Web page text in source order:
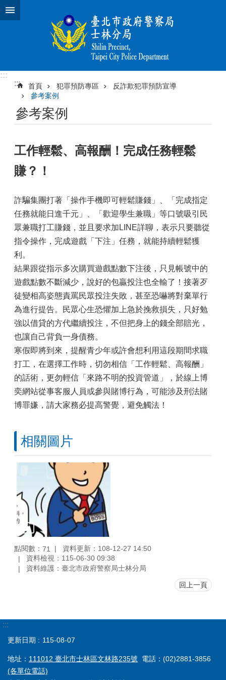
跳到主要內容區塊
:::
:::
首頁 犯罪預防專區
反詐欺犯罪預防宣導
參考案例
參考案例
工作輕鬆、高報酬！完成任務輕鬆
賺？！
詐騙集團打著「操作手機即可輕鬆賺錢」、「完成指定
任務就能日進千元」、「歡迎學生兼職」等口號吸引民
眾兼職打工賺錢，並且要求加LINE詳聊，表示只要聽從
指令操作，完成遊戲「下注」任務，就能持續輕鬆獲
利。
結果跟從指示多次購買遊戲點數下注後，只見帳號中的
遊戲點數不斷減少，說好的包贏投注也全輸了！接著歹
徒變相高姿態責罵民眾投注失敗，甚至恐嚇將對棄單行
為進行提告。民眾心生恐懼加上急於挽救損失，只好勉
強以借貸的方代繼續投注，不但把身上的錢全部賠光，
也讓自己背負一身債務。
寒假即將到來，提醒青少年或許會想利用這段期間求職
打工，在選擇工作時，切勿相信「工作輕鬆、高報酬」
的話術，更勿輕信「來路不明的投資管道」，於線上博
奕網站從事客服人員或參與賭博行為，可能涉及刑法賭
博罪嫌，請大家務必提高警覺，避免觸法！
相關圖片
點閱數： 71
資料更新：108-12-27 14:50
資料檢視：115-06-30 09:38
資料維護：臺北市政府警察局士林分局
回上一頁
:::
更新日期 115-08-07
地址： 111012 臺北市士林區文林路235號 電話：(02)2881-3856
(各單位電話)